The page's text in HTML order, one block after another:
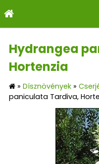
Hydrangea
Hortenzia
» Dísznövények »
paniculata Tardiva,